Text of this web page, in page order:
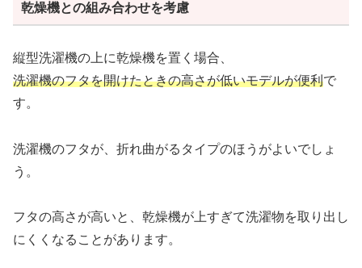
乾燥機との組み合わせを考慮
縦型洗濯機の上に乾燥機を置く場合、
洗濯機のフタを開けたときの高さが低いモデルが便利で
す。
洗濯機のフタが、折れ曲がるタイプのほうがよいでしょ
う。
フタの高さが高いと、乾燥機が上すぎて洗濯物を取り出し
にくくなることがあります。